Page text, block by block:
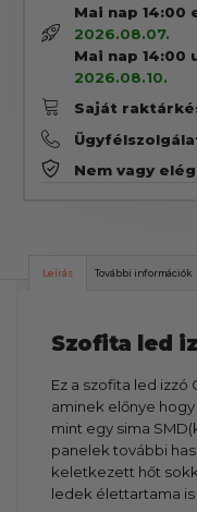
Mai nap
2026.08.07.
Mai nap
2026.08.10.
Saját
Nem vagy
Leírás További információk
Szofita led
Ez a szofita led izzó
aminek előnye
mint egy sima
panelek további
keletkezett hőt
ledek élettartama